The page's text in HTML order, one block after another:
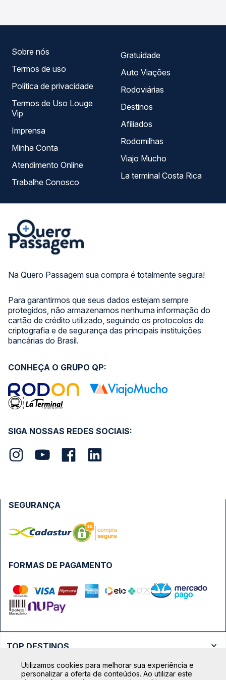
Na Quero Passagem sua compra é totalmente segura!
Para garantirmos que seus dados estejam sempre
protegidos, não armazenamos nenhuma informação do
cartão de crédito utilizado, seguindo os protocolos de
criptografia e de segurança das principais instituições
bancárias do Brasil.
Sobre nós
Termos de uso
Política de privacidade
Termos de Uso Louge
Vip
Imprensa
Minha Conta
Atendimento Online
Trabalhe Conosco
Gratuidade
Auto Viações
Rodoviárias
Destinos
Afiliados
Rodomilhas
Viajo Mucho
La terminal Costa Rica
SIGA NOSSAS REDES SOCIAIS:
CONHEÇA O GRUPO QP:
FORMAS DE PAGAMENTO
SEGURANÇA
TOP DESTINOS
Ônibus Rio de Janeiro
TOP VIAÇÕES
Utilizamos cookies para melhorar sua experiência e
personalizar a oferta de conteúdos. Ao utilizar este